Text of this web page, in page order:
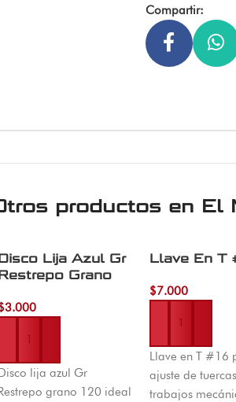
Compartir:
productos en El
Lija Azul Gr
Grano
3.000
Añadir al carrito
lija azul Gr
grano 120 ideal
Llave En T
$7.000
Añadir al carrito
Llave en T #16
ajuste de
trabajos